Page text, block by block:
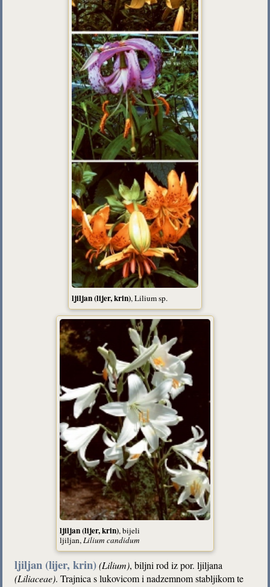
ljiljan (lijer, krin), Lilium sp.
ljiljan (lijer, krin), bijeli
ljiljan,Lilium candidum
ljiljan (lijer, krin) (Lilium), biljni rod iz por. ljiljana
(Liliaceae). Trajnica s lukovicom i nadzemnom stabljikom te